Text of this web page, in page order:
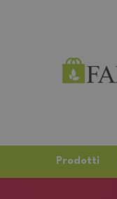
Prodotti